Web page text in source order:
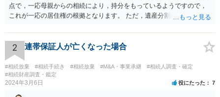
点で，一応母親からの相続により，持分をもっているようですので，
これが一応の居住権の根拠となります。 ただ，遺産分割により，母の
2 連帯保証人が亡くなった場合
#相続放棄 #相続手続き #相続放棄 #M&A・事業承継
#相続人調査・確定
#相続財産調査・鑑定
2024年3月6日 役にたった 7